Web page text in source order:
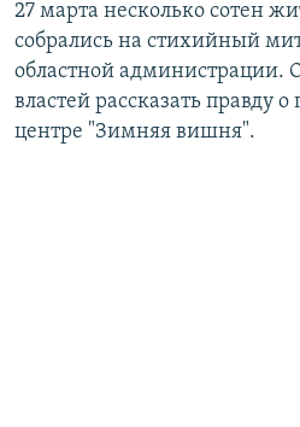
27 марта несколько сотен
собрались на стихийный
областной администрации.
властей рассказать правду
центре "Зимняя вишня".